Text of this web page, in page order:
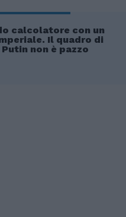
calcolatore con un
Il quadro di
non è pazzo